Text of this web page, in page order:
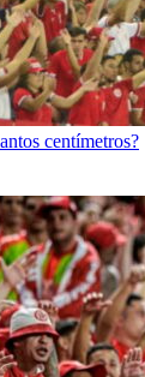
centímetros?